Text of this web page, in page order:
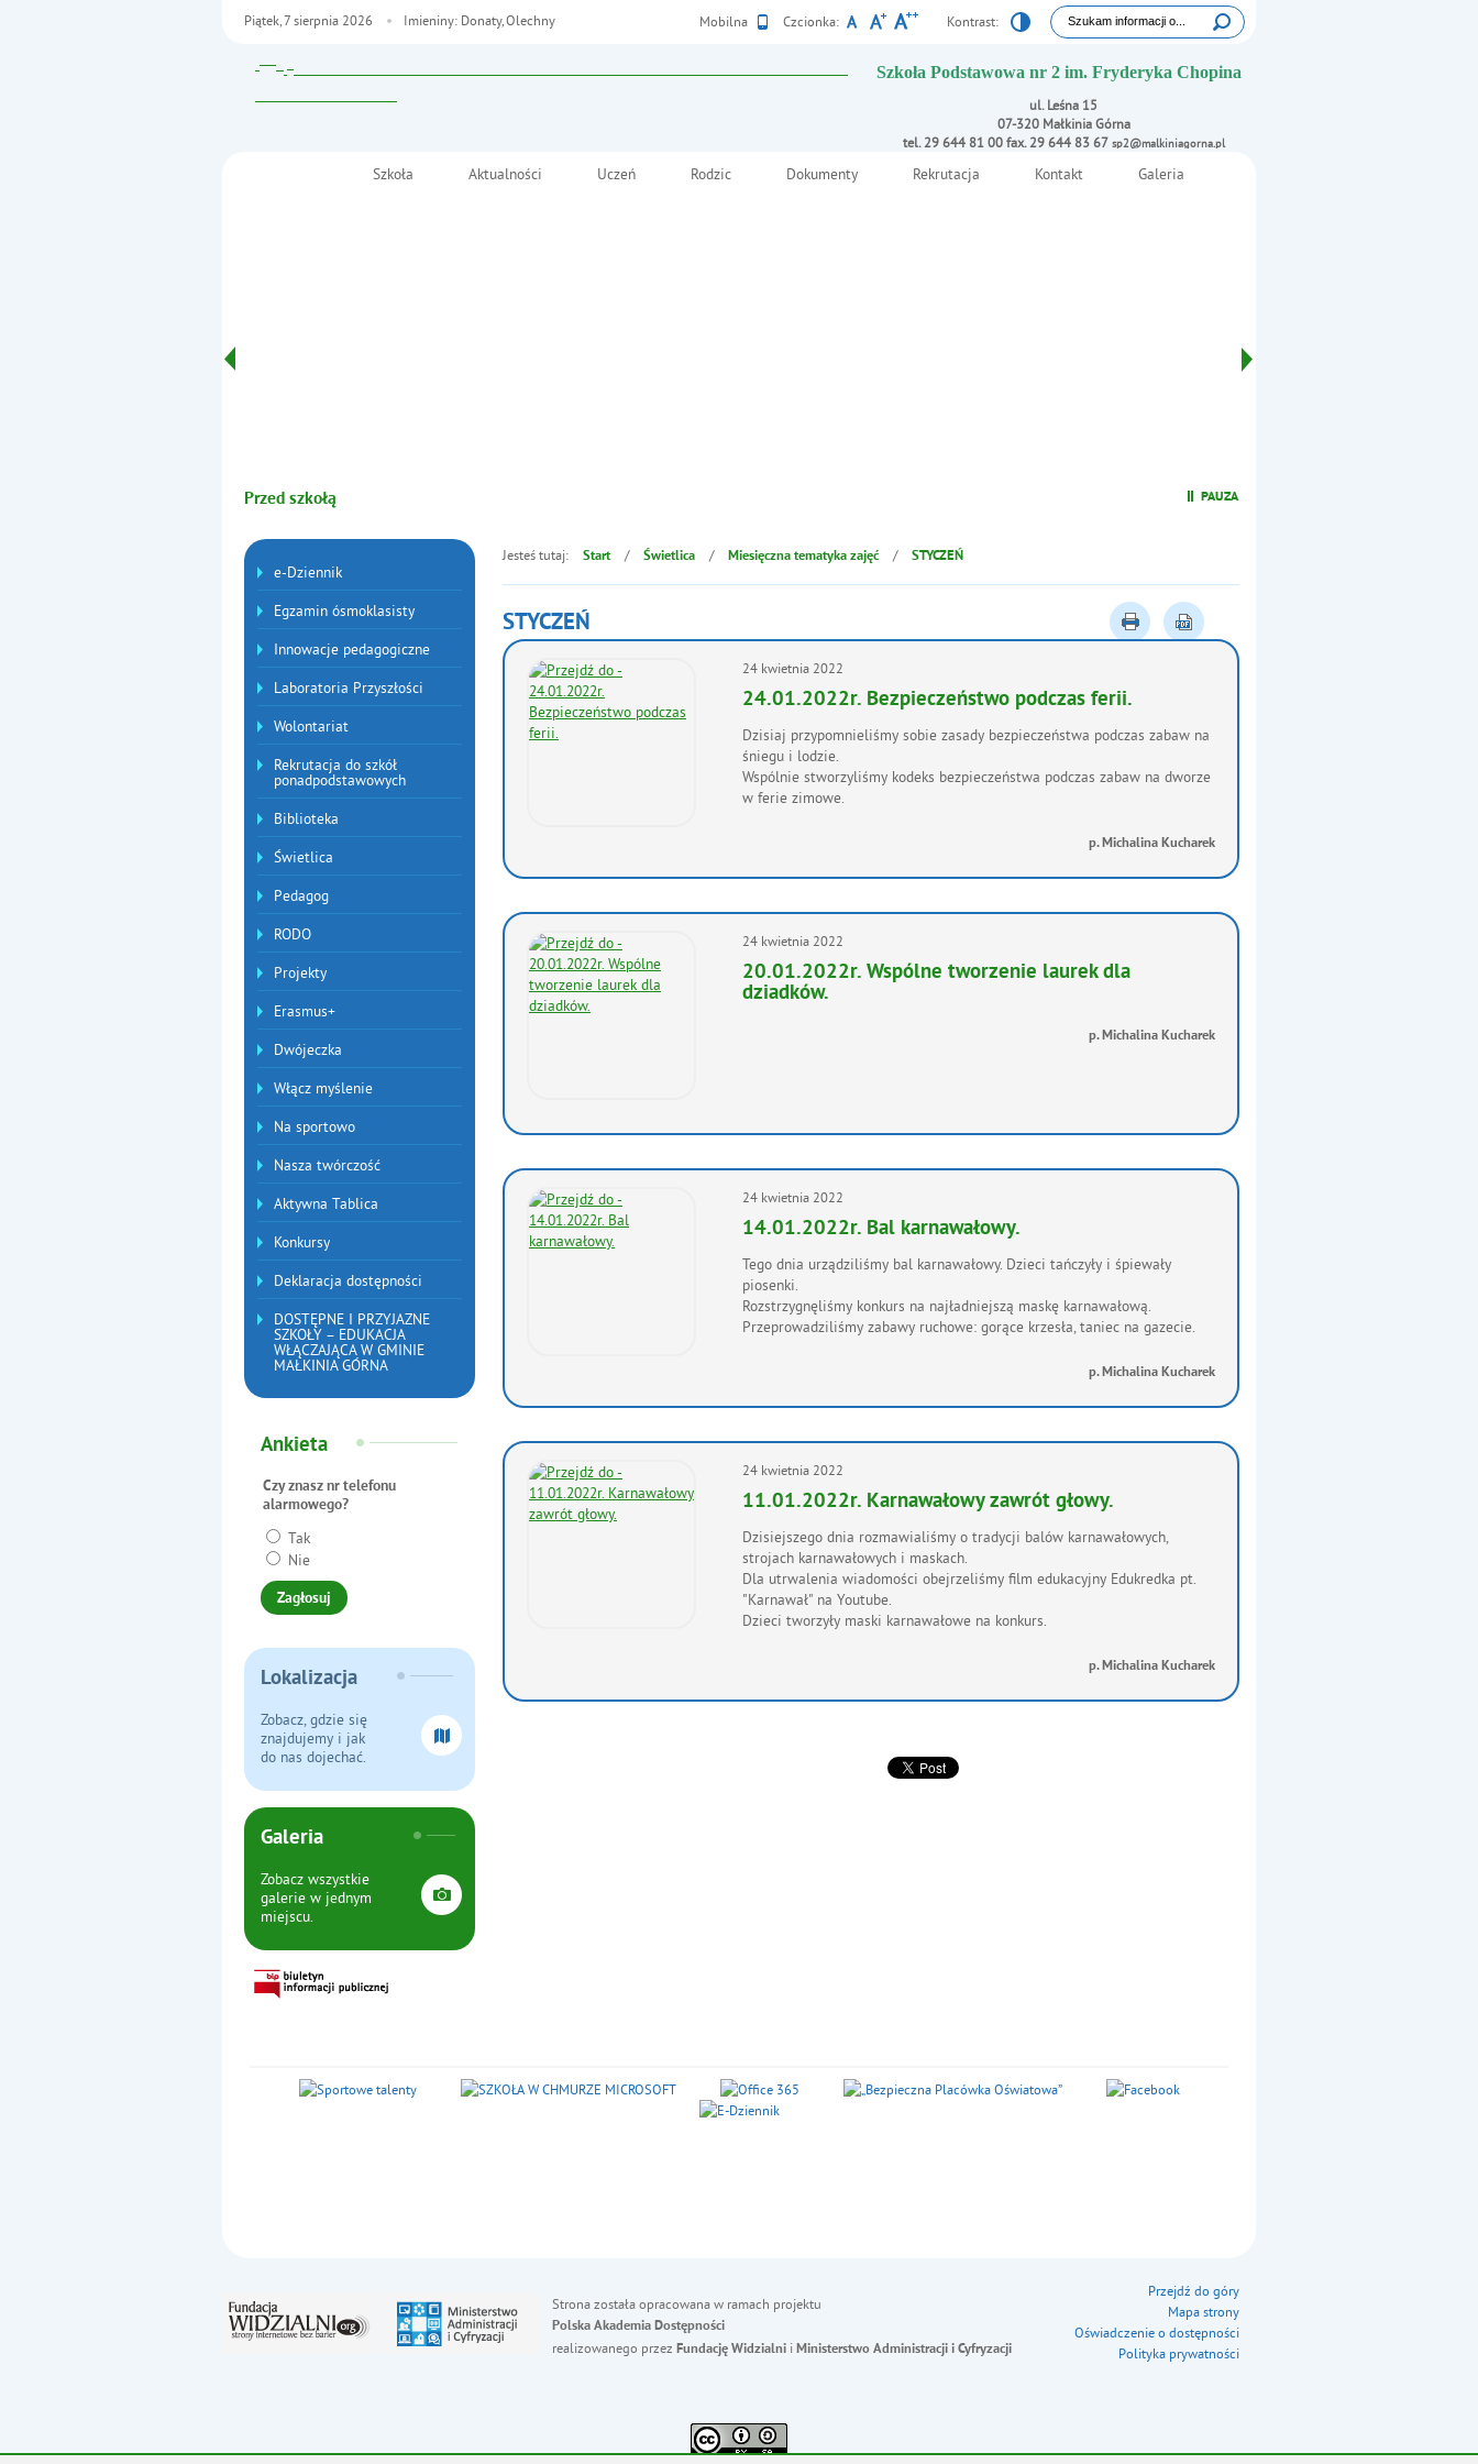
Wersja
Mobilna Czcionka: Kontrast: Wyszukiwarka
Tutaj wpisz szukaną frazę:
Szkoła Podstawowa nr 2 im. Fryderyka Chopina
ul. Leśna 15
07-320 Małkinia Górna
tel. 29 644 81 00 fax. 29 644 83 67 sp2@malkiniagorna.pl
Piątek, 7 sierpnia 2026 Imieniny: Donaty, Olechny
Szkoła Aktualności Uczeń Rodzic Dokumenty Rekrutacja Kontakt Galeria
Przed szkołą
Menu dodatkowe
e-Dziennik
Egzamin ósmoklasisty
Innowacje pedagogiczne
Laboratoria Przyszłości
Wolontariat
Rekrutacja do szkół
ponadpodstawowych
Biblioteka
Świetlica
Pedagog
RODO
Projekty
Erasmus+
Dwójeczka
Włącz myślenie
Na sportowo
Nasza twórczość
Aktywna Tablica
Konkursy
Deklaracja dostępności
DOSTĘPNE I PRZYJAZNE
SZKOŁY – EDUKACJA
WŁĄCZAJĄCA W GMINIE
MAŁKINIA GÓRNA
Ankieta
Czy znasz nr telefonu
alarmowego?
Tak
Nie
Lokalizacja
Zobacz, gdzie się
znajdujemy i jak
do nas dojechać.
Galeria
Zobacz wszystkie
galerie w jednym
miejscu.
Jesteś tutaj: Start / Świetlica / Miesięczna tematyka zajęć / STYCZEŃ
STYCZEŃ
Artykuły 24 kwietnia 2022
24.01.2022r. Bezpieczeństwo podczas ferii.
Dzisiaj przypomnieliśmy sobie zasady bezpieczeństwa podczas zabaw na
śniegu i lodzie.
Wspólnie stworzyliśmy kodeks bezpieczeństwa podczas zabaw na dworze
w ferie zimowe.
p. Michalina Kucharek
24 kwietnia 2022
20.01.2022r. Wspólne tworzenie laurek dla
dziadków.
p. Michalina Kucharek
24 kwietnia 2022
14.01.2022r. Bal karnawałowy.
Tego dnia urządziliśmy bal karnawałowy. Dzieci tańczyły i śpiewały
piosenki.
Rozstrzygnęliśmy konkurs na najładniejszą maskę karnawałową.
Przeprowadziliśmy zabawy ruchowe: gorące krzesła, taniec na gazecie.
p. Michalina Kucharek
24 kwietnia 2022
11.01.2022r. Karnawałowy zawrót głowy.
Dzisiejszego dnia rozmawialiśmy o tradycji balów karnawałowych,
strojach karnawałowych i maskach.
Dla utrwalenia wiadomości obejrzeliśmy film edukacyjny Edukredka pt.
"Karnawał" na Youtube.
Dzieci tworzyły maski karnawałowe na konkurs.
p. Michalina Kucharek
Przejdź do góry
Mapa strony
Oświadczenie o dostępności
Polityka prywatności
Strona została opracowana w ramach projektu
Polska Akademia Dostępności
realizowanego przez Fundację Widzialni i Ministerstwo Administracji i Cyfryzacji